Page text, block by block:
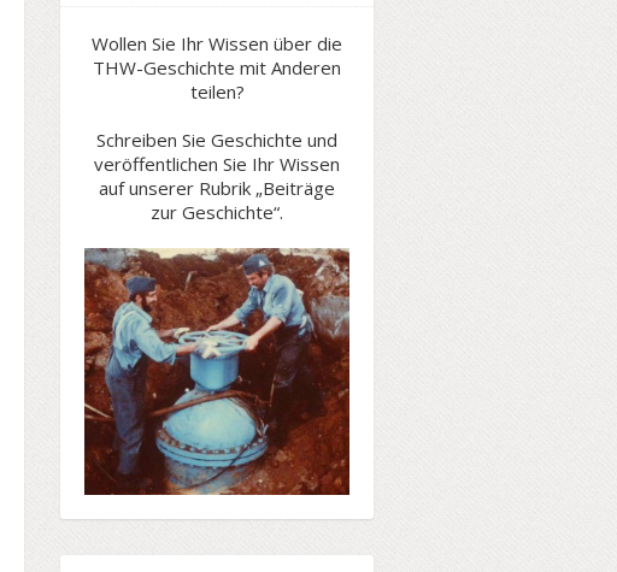
Wollen Sie Ihr Wissen über die
THW-Geschichte mit Anderen
teilen?
Schreiben Sie Geschichte und
veröffentlichen Sie Ihr Wissen
auf unserer Rubrik „Beiträge
zur Geschichte“.